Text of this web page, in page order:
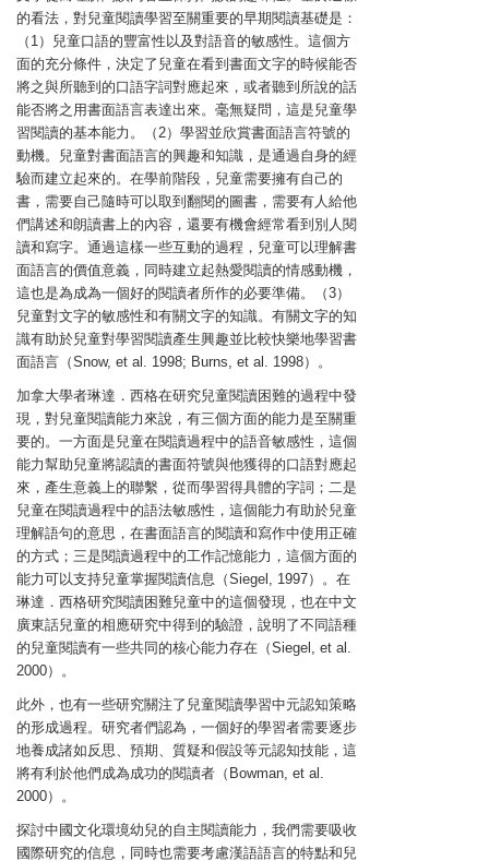
的看法，對兒童閱讀學習至關重要的早期閱讀基礎是：
（1）兒童口語的豐富性以及對語音的敏感性。這個方
面的充分條件，決定了兒童在看到書面文字的時候能否
將之與所聽到的口語字詞對應起來，或者聽到所說的話
能否將之用書面語言表達出來。毫無疑問，這是兒童學
習閱讀的基本能力。（2）學習並欣賞書面語言符號的
動機。兒童對書面語言的興趣和知識，是通過自身的經
驗而建立起來的。在學前階段，兒童需要擁有自己的
書，需要自己隨時可以取到翻閱的圖書，需要有人給他
們講述和朗讀書上的內容，還要有機會經常看到別人閱
讀和寫字。通過這樣一些互動的過程，兒童可以理解書
面語言的價值意義，同時建立起熱愛閱讀的情感動機，
這也是為成為一個好的閱讀者所作的必要準備。（3）
兒童對文字的敏感性和有關文字的知識。有關文字的知
識有助於兒童對學習閱讀產生興趣並比較快樂地學習書
面語言（Snow, et al. 1998; Burns, et al. 1998）。
加拿大學者琳達．西格在研究兒童閱讀困難的過程中發
現，對兒童閱讀能力來說，有三個方面的能力是至關重
要的。一方面是兒童在閱讀過程中的語音敏感性，這個
能力幫助兒童將認讀的書面符號與他獲得的口語對應起
來，產生意義上的聯繫，從而學習得具體的字詞；二是
兒童在閱讀過程中的語法敏感性，這個能力有助於兒童
理解語句的意思，在書面語言的閱讀和寫作中使用正確
的方式；三是閱讀過程中的工作記憶能力，這個方面的
能力可以支持兒童掌握閱讀信息（Siegel, 1997）。在
琳達．西格研究閱讀困難兒童中的這個發現，也在中文
廣東話兒童的相應研究中得到的驗證，說明了不同語種
的兒童閱讀有一些共同的核心能力存在（Siegel, et al.
2000）。
此外，也有一些研究關注了兒童閱讀學習中元認知策略
的形成過程。研究者們認為，一個好的學習者需要逐步
地養成諸如反思、預期、質疑和假設等元認知技能，這
將有利於他們成為成功的閱讀者（Bowman, et al.
2000）。
探討中國文化環境幼兒的自主閱讀能力，我們需要吸收
國際研究的信息，同時也需要考慮漢語語言的特點和兒